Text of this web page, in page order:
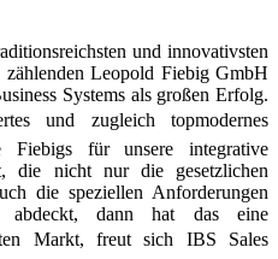
und innovativsten
zählenden Leopold Fiebig GmbH
Systems als großen Erfolg.
und zugleich topmodernes
Fiebigs für unsere integrative
die nicht nur die gesetzlichen
die speziellen Anforderungen
abdeckt, dann hat das eine
Markt, freut sich IBS Sales